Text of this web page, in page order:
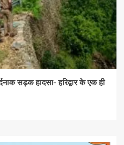
सड़क हादसा- हरिद्वार के एक ही